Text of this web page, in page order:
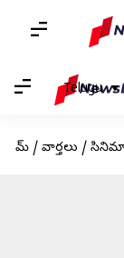
Telugu
హోమ్ / వార్తలు / సినిమా